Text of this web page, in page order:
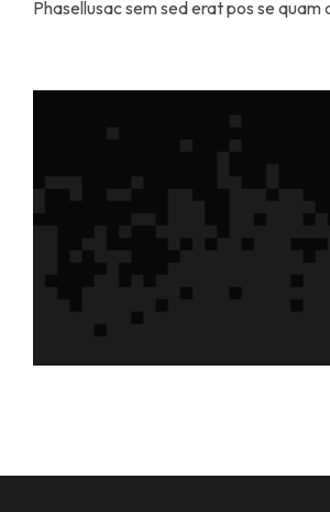
Phasellusac sem sed erat pos se quam